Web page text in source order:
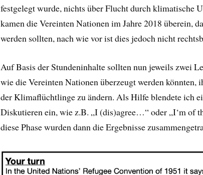
festgelegt wurde, nichts über Flucht durch klimatische
kamen die Vereinten Nationen im Jahre 2018 überein,
werden sollten, nach wie vor ist dies jedoch nicht
Auf Basis der Stundeninhalte sollten nun jeweils zwei
wie die Vereinten Nationen überzeugt werden könnten,
der Klimaflüchtlinge zu ändern. Als Hilfe blendete ich
Diskutieren ein, wie z.B. „I (dis)agree…“ oder „I‘m of
diese Phase wurden dann die Ergebnisse